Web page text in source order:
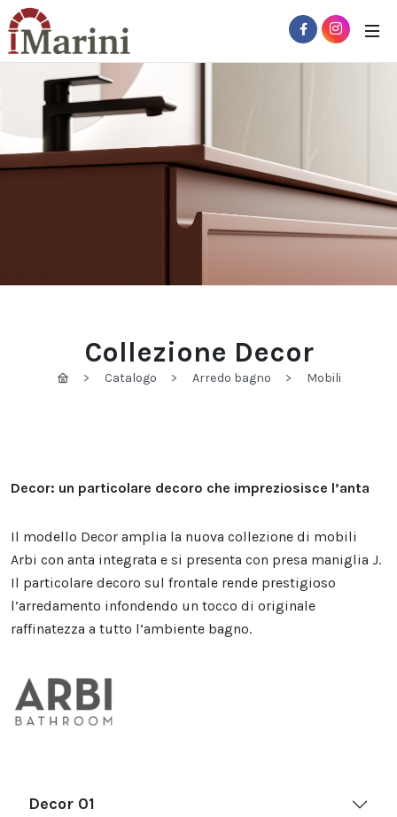
Collezione Decor
Catalogo Arredo bagno Mobili
Decor: un particolare decoro che impreziosisce l’anta
Il modello Decor amplia la nuova collezione di mobili
Arbi con anta integrata e si presenta con presa maniglia J.
Il particolare decoro sul frontale rende prestigioso
l’arredamento infondendo un tocco di originale
raffinatezza a tutto l’ambiente bagno.
Decor 01